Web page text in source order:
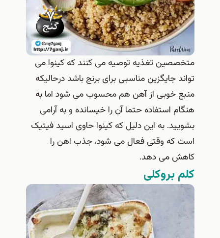
متخصصین تغذیه توصیه می کنند که کینوا می
تواند جایگزین مناسبی برای برنج باشد درحالیکه
منبع خوبی از آهن هم محسوب می شود اما به
هنگام استفاده حتما آن را خیسانده و به آرامی
بشویید. به این دلیل که کینوا حاوی اسید فیتیک
است که وقتی فعال می شود، جذب اهن را
کاهش می دهد.
کلم بروکلی